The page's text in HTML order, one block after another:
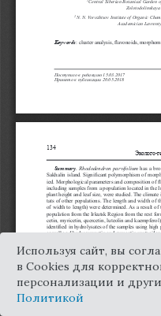
Используя сайт, вы
в Cookies для
персонализации и
Политикой